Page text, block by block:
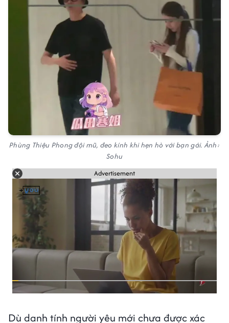
Phùng Thiệu Phong đội mũ, đeo kính khi hẹn hò với bạn gái. Ảnh:
Sohu
Advertisement
Dù danh tính người yêu mới chưa được xác